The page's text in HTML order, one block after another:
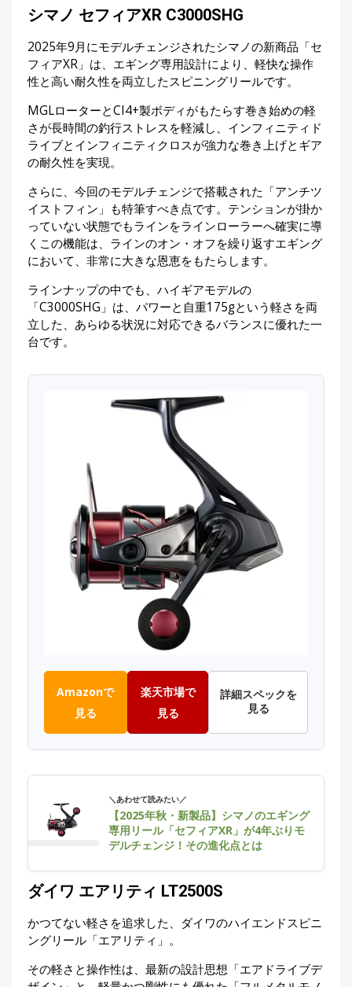
シマノ セフィアXR C3000SHG
2025年9月にモデルチェンジされたシマノの新商品「セ
フィアXR」は、エギング専用設計により、軽快な操作
性と高い耐久性を両立したスピニングリールです。
MGLローターとCI4+製ボディがもたらす巻き始めの軽
さが長時間の釣行ストレスを軽減し、インフィニティド
ライブとインフィニティクロスが強力な巻き上げとギア
の耐久性を実現。
さらに、今回のモデルチェンジで搭載された「アンチツ
イストフィン」も特筆すべき点です。テンションが掛か
っていない状態でもラインをラインローラーへ確実に導
くこの機能は、ラインのオン・オフを繰り返すエギング
において、非常に大きな恩恵をもたらします。
ラインナップの中でも、ハイギアモデルの
「C3000SHG」は、パワーと自重175gという軽さを両
立した、あらゆる状況に対応できるバランスに優れた一
台です。
Amazonで
見る
楽天市場で
見る
詳細スペックを
見る
＼あわせて読みたい／
【2025年秋・新製品】シマノのエギング
専用リール「セフィアXR」が4年ぶりモ
デルチェンジ！その進化点とは
ダイワ エアリティ LT2500S
かつてない軽さを追求した、ダイワのハイエンドスピニ
ングリール「エアリティ」。
その軽さと操作性は、最新の設計思想「エアドライブデ